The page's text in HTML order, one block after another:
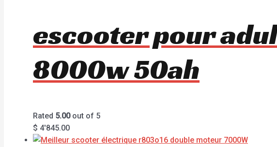
escooter pour
8000w 50ah
Rated 5.00out of 5
$ 4'845.00